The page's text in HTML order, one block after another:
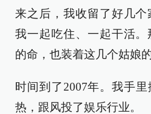
来之后，我收留了好几
我一起吃住、一起干活
的命，也装着这几个姑娘的
时间到了2007年。我手
热，跟风投了娱乐行业。